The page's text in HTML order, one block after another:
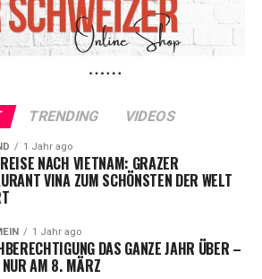
TRENDING VIDEOS
1 Jahr ago
NACH VIETNAM: GRAZER
VINA ZUM SCHÖNSTEN DER WELT
1 Jahr ago
DAS GANZE JAHR ÜBER –
AM 8. MÄRZ